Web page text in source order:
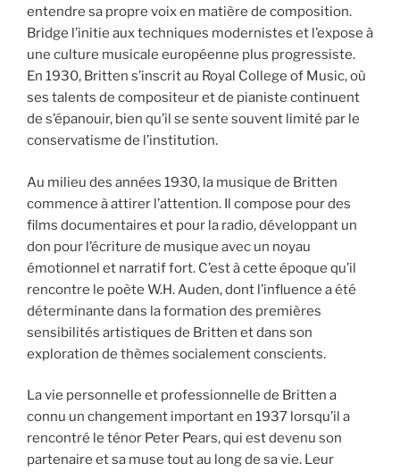
entendre sa propre voix en matière de composition.
Bridge l’initie aux techniques modernistes et l’expose à
une culture musicale européenne plus progressiste.
En 1930, Britten s’inscrit au Royal College of Music, où
ses talents de compositeur et de pianiste continuent
de s’épanouir, bien qu’il se sente souvent limité par le
conservatisme de l’institution.
Au milieu des années 1930, la musique de Britten
commence à attirer l’attention. Il compose pour des
films documentaires et pour la radio, développant un
don pour l’écriture de musique avec un noyau
émotionnel et narratif fort. C’est à cette époque qu’il
rencontre le poète W.H. Auden, dont l’influence a été
déterminante dans la formation des premières
sensibilités artistiques de Britten et dans son
exploration de thèmes socialement conscients.
La vie personnelle et professionnelle de Britten a
connu un changement important en 1937 lorsqu’il a
rencontré le ténor Peter Pears, qui est devenu son
partenaire et sa muse tout au long de sa vie. Leur